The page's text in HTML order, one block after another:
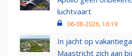
luchtvaart
06-08-2026, 16:19
In jacht op
Maastricht zich aan